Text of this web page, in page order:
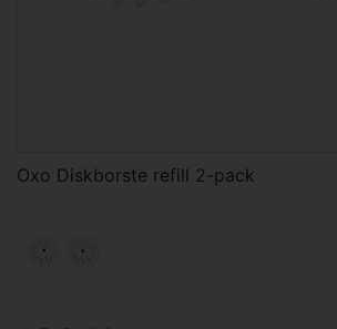
Oxo Diskborste refill 2-pack